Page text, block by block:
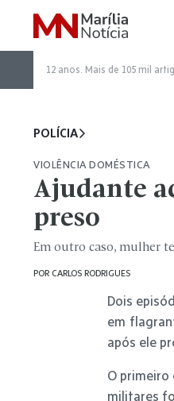
12 anos. Mais de 105 mil
POLÍCIA
VIOLÊNCIA DOMÉSTICA
Ajudante
preso
Em outro caso, mulher
POR CARLOS RODRIGUES
Dois
em
após ele
O primeiro
militares